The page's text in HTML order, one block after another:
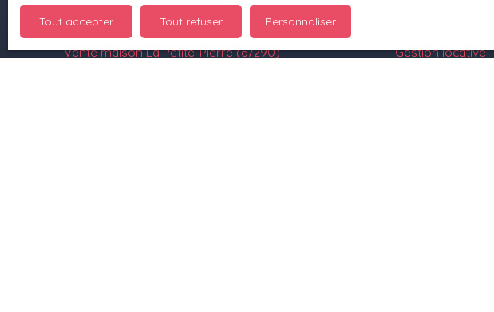
Location appartement Bitche (57230)
Vente maison La Petite-Pierre (67290)
Gestion locative
Tout accepter Tout refuser Personnaliser